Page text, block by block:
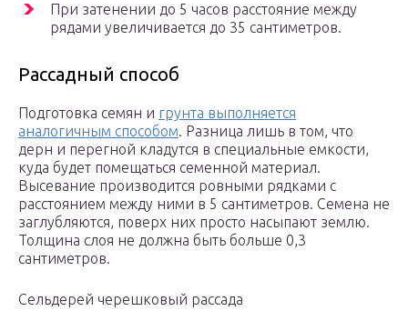
При затенении до 5 часов расстояние между
рядами увеличивается до 35 сантиметров.
Рассадный способ
Подготовка семян и грунта выполняется
аналогичным способом. Разница лишь в том, что
дерн и перегной кладутся в специальные емкости,
куда будет помещаться семенной материал.
Высевание производится ровными рядками с
расстоянием между ними в 5 сантиметров. Семена не
заглубляются, поверх них просто насыпают землю.
Толщина слоя не должна быть больше 0,3
сантиметров.
Сельдерей черешковый рассада